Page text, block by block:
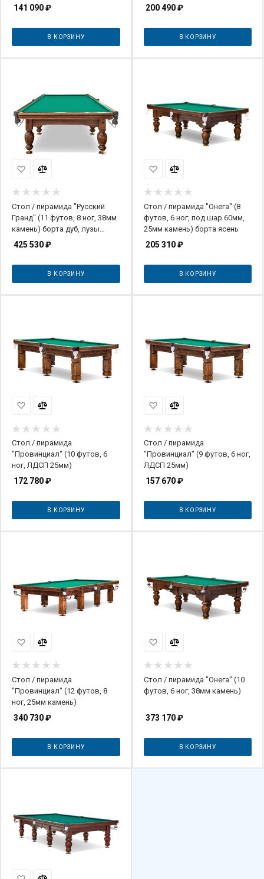
141 090₽
В КОРЗИНУ
200 490₽
В КОРЗИНУ
Стол / пирамида "Русский
Гранд" (11 футов, 8 ног, 38мм
камень) борта дуб, лузы
премиум
425 530₽
В КОРЗИНУ
Стол / пирамида "Онега" (8
футов, 6 ног, под шар 60мм,
25мм камень) борта ясень
205 310₽
В КОРЗИНУ
Стол / пирамида
"Провинциал" (10 футов, 6
ног, ЛДСП 25мм)
172 780₽
В КОРЗИНУ
Стол / пирамида
"Провинциал" (9 футов, 6 ног,
ЛДСП 25мм)
157 670₽
В КОРЗИНУ
Стол / пирамида
"Провинциал" (12 футов, 8
ног, 25мм камень)
340 730₽
В КОРЗИНУ
Стол / пирамида "Онега" (10
футов, 6 ног, 38мм камень)
373 170₽
В КОРЗИНУ